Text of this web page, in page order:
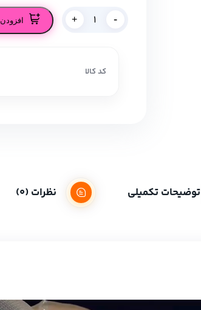
-
+
کد کالا
توضیحات تکمیلی نظرات (0)